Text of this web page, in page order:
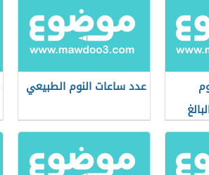
عدد ساعات النوم الطبيعي